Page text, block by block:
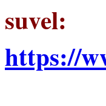
suvel:
https://